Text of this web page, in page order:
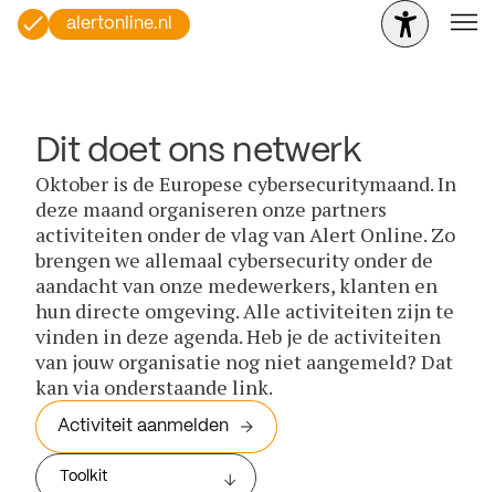
alertonline.nl
Dit doet ons netwerk
Oktober is de Europese cybersecuritymaand. In
deze maand organiseren onze partners
activiteiten onder de vlag van Alert Online. Zo
brengen we allemaal cybersecurity onder de
aandacht van onze medewerkers, klanten en
hun directe omgeving. Alle activiteiten zijn te
vinden in deze agenda. Heb je de activiteiten
van jouw organisatie nog niet aangemeld? Dat
kan via onderstaande link.
Activiteit aanmelden
Toolkit